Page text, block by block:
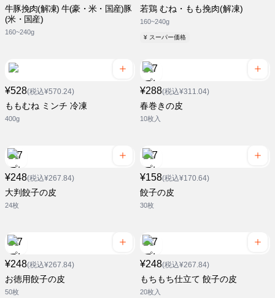
牛豚挽肉(解凍) 牛(豪・米・国産)豚
(米・国産)
160~240g
若鶏 むね・もも挽肉(解凍)
160~240g
¥ スーパー価格
¥528(税込¥570.24)
ももむね ミンチ 冷凍
400g
¥288(税込¥311.04)
春巻きの皮
10枚入
¥248(税込¥267.84)
大判餃子の皮
24枚
¥158(税込¥170.64)
餃子の皮
30枚
¥248(税込¥267.84)
お徳用餃子の皮
50枚
¥248(税込¥267.84)
もちもち仕立て 餃子の皮
20枚入